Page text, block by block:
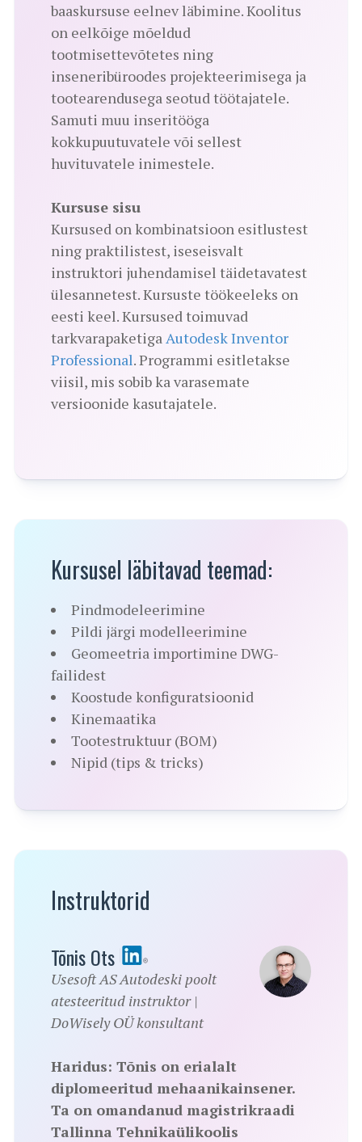
baaskursuse eelnev läbimine. Koolitus
on eelkõige mõeldud
tootmisettevõtetes ning
inseneribüroodes projekteerimisega ja
tootearendusega seotud töötajatele.
Samuti muu inseritööga
kokkupuutuvatele või sellest
huvituvatele inimestele.
Kursuse sisu
Kursused on kombinatsioon esitlustest
ning praktilistest, iseseisvalt
instruktori juhendamisel täidetavatest
ülesannetest. Kursuste töökeeleks on
eesti keel. Kursused toimuvad
tarkvarapaketigaAutodesk Inventor
Professional. Programmi esitletakse
viisil, mis sobib ka varasemate
versioonide kasutajatele.
Kursusel läbitavad teemad:
Pindmodeleerimine
Pildi järgi modelleerimine
Geomeetria importimine DWG-
failidest
Koostude konfiguratsioonid
Kinemaatika
Tootestruktuur (BOM)
Nipid (tips & tricks)
Instruktorid
Tõnis Ots
Usesoft AS Autodeski poolt
atesteeritud instruktor |
DoWisely OÜ konsultant
Haridus: Tõnis on erialalt
diplomeeritud mehaanikainsener.
Ta on omandanud magistrikraadi
Tallinna Tehnikaülikoolis